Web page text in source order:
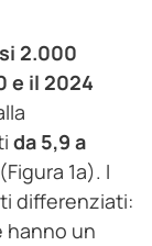
2.000
e il 2024
da 5,9 a
(Figura 1a). I
differenziati:
hanno un